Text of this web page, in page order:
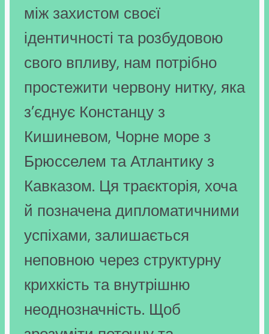
між захистом своєї
ідентичності та розбудовою
свого впливу, нам потрібно
простежити червону нитку, яка
з’єднує Констанцу з
Кишиневом, Чорне море з
Брюсселем та Атлантику з
Кавказом. Ця траєкторія, хоча
й позначена дипломатичними
успіхами, залишається
неповною через структурну
крихкість та внутрішню
неоднозначність. Щоб